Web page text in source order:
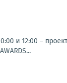
и 12:00 –